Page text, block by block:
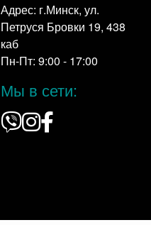
Адрес: г.Минск, ул.
Петруся Бровки 19, 438
каб
Пн-Пт: 9:00 - 17:00
Мы в сети: